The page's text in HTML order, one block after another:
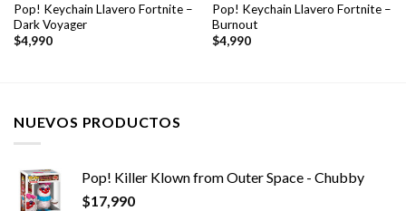
Pop! Keychain Llavero Fortnite –
Dark Voyager
$4,990
Pop! Keychain Llavero Fortnite –
Burnout
$4,990
NUEVOS PRODUCTOS
Pop! Killer Klown from Outer Space - Chubby
$17,990